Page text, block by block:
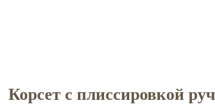
Корсет с плиссировкой